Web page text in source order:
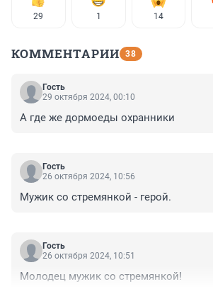
29 1 14
КОММЕНТАРИИ 38
Гость
29 октября 2024, 00:10
А где же дормоеды охранники
Гость
26 октября 2024, 10:56
Мужик со стремянкой - герой.
Гость
26 октября 2024, 10:51
Молодец мужик со стремянкой!